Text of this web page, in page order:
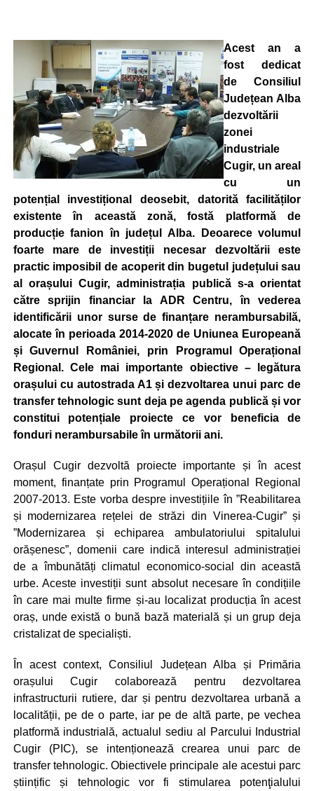
Acest an a
fost dedicat
de Consiliul
Județean Alba
dezvoltării
zonei
industriale
Cugir, un areal
cu un
potențial investițional deosebit, datorită facilităților
existente în această zonă, fostă platformă de
producție fanion în județul Alba. Deoarece volumul
foarte mare de investiții necesar dezvoltării este
practic imposibil de acoperit din bugetul județului sau
al orașului Cugir, administrația publică s-a orientat
către sprijin financiar la ADR Centru, în vederea
identificării unor surse de finanțare nerambursabilă,
alocate în perioada 2014-2020 de Uniunea Europeană
și Guvernul României, prin Programul Operațional
Regional. Cele mai importante obiective – legătura
orașului cu autostrada A1 și dezvoltarea unui parc de
transfer tehnologic sunt deja pe agenda publică și vor
constitui potențiale proiecte ce vor beneficia de
fonduri nerambursabile în următorii ani.
Orașul Cugir dezvoltă proiecte importante și în acest
moment, finanțate prin Programul Operațional Regional
2007-2013. Este vorba despre investițiile în ”Reabilitarea
și modernizarea rețelei de străzi din Vinerea-Cugir” și
”Modernizarea și echiparea ambulatoriului spitalului
orășenesc”, domenii care indică interesul administrației
de a îmbunătăți climatul economico-social din această
urbe. Aceste investiții sunt absolut necesare în condițiile
în care mai multe firme și-au localizat producția în acest
oraș, unde există o bună bază materială și un grup deja
cristalizat de specialiști.
În acest context, Consiliul Județean Alba și Primăria
orașului Cugir colaborează pentru dezvoltarea
infrastructurii rutiere, dar și pentru dezvoltarea urbană a
localității, pe de o parte, iar pe de altă parte, pe vechea
platformă industrială, actualul sediu al Parcului Industrial
Cugir (PIC), se intenționează crearea unui parc de
transfer tehnologic. Obiectivele principale ale acestui parc
științific și tehnologic vor fi stimularea potenţialului